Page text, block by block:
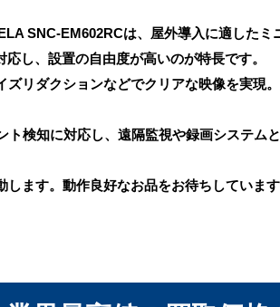
SNC-EM602RCは、屋外導入に適した
し、設置の自由度が高いのが特長です。
ズリダクションなどでクリアな映像を実現
検知に対応し、遠隔監視や録画システム
します。動作良好なお品をお待ちしていま